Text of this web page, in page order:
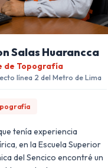
Salas Huarancca
de Topografía
línea 2 del Metro de Lima
tenía experiencia
en la Escuela Superior
del Sencico encontré un